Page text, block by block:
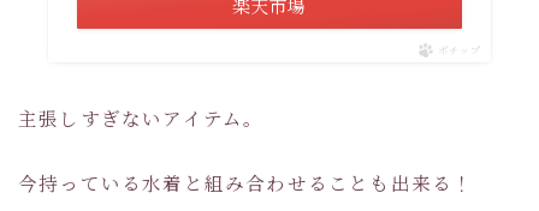
ポチップ
主張しすぎないアイテム。
今持っている水着と組み合わせることも出来る！